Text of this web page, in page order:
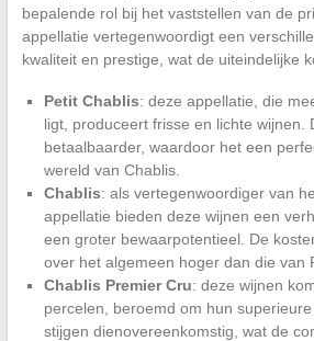
bepalende rol bij het vaststellen van de
appellatie vertegenwoordigt een
kwaliteit en prestige, wat de uiteindelijke
Petit Chablis: deze appellatie, die
ligt, produceert frisse en lichte wijnen.
betaalbaarder, waardoor het een
wereld van Chablis.
Chablis: als vertegenwoordiger van
appellatie bieden deze wijnen een
een groter bewaarpotentieel. De
over het algemeen hoger dan die van
Chablis Premier Cru: deze wijnen
percelen, beroemd om hun
stijgen dienovereenkomstig, wat de